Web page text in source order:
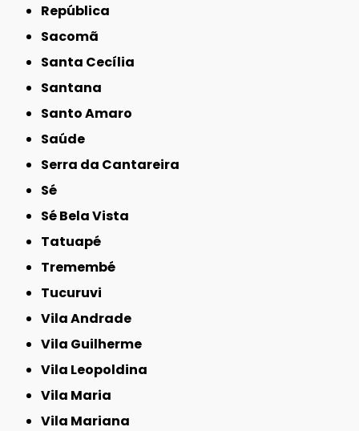
República
Sacomã
Santa Cecília
Santana
Santo Amaro
Saúde
Serra da Cantareira
Sé
Sé Bela Vista
Tatuapé
Tremembé
Tucuruvi
Vila Andrade
Vila Guilherme
Vila Leopoldina
Vila Maria
Vila Mariana